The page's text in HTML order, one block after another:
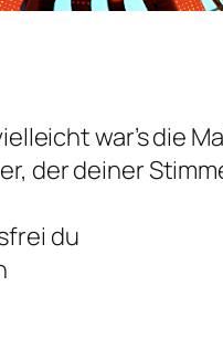
war’s die
der deiner
du